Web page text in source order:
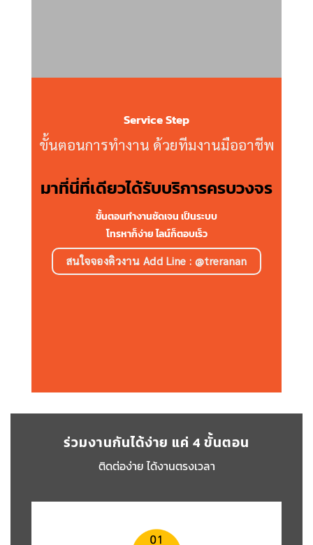
Service Step
ขั้นตอนการทำงาน ด้วยทีมงานมืออาชีพ
มาที่นี่ที่เดียวได้รับบริการครบวงจร
ขั้นตอนทำงานชัดเจน เป็นระบบ
โทรหาก็ง่าย ไลน์ก็ตอบเร็ว
สนใจจองคิวงาน Add Line : @treranan
ร่วมงานกันได้ง่าย แค่ 4 ขั้นตอน
ติดต่อง่าย ได้งานตรงเวลา